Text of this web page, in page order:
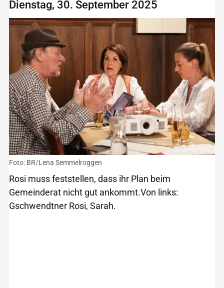
Dienstag, 30. September 2025
Foto: BR/Lena Semmelroggen
Rosi muss feststellen, dass ihr Plan beim
Gemeinderat nicht gut ankommt.Von links:
Gschwendtner Rosi, Sarah.